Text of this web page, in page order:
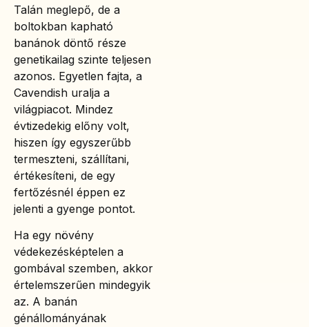
Talán meglepő, de a
boltokban kapható
banánok döntő része
genetikailag szinte teljesen
azonos. Egyetlen fajta, a
Cavendish uralja a
világpiacot. Mindez
évtizedekig előny volt,
hiszen így egyszerűbb
termeszteni, szállítani,
értékesíteni, de egy
fertőzésnél éppen ez
jelenti a gyenge pontot.
Ha egy növény
védekezésképtelen a
gombával szemben, akkor
értelemszerűen mindegyik
az. A banán
génállományának